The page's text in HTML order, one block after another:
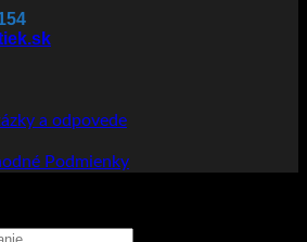
a odpovede
Podmienky